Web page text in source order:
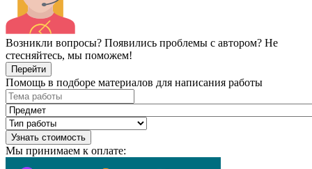
Возникли вопросы? Появились проблемы с автором? Не
стесняйтесь, мы поможем!
Перейти
Помощь в подборе материалов для написания работы
Узнать стоимость
Мы принимаем к оплате: